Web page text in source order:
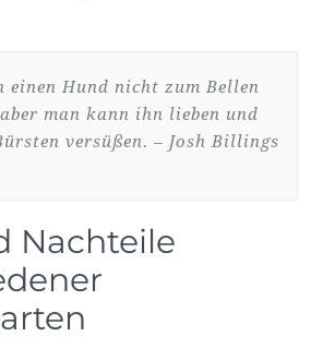
einen Hund nicht zum Bellen
man kann ihn lieben und
versüßen. – Josh Billings
Nachteile